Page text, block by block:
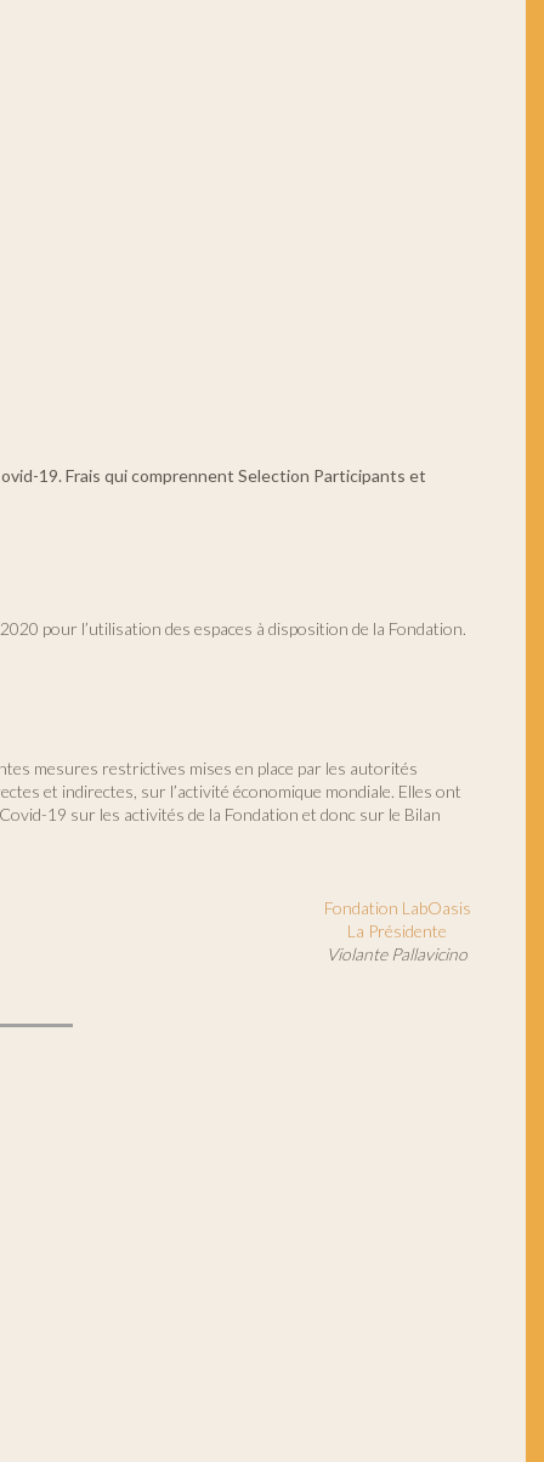
19.Frais qui comprennent Selection Participants et
pour l’utilisation des espaces à disposition de la Fondation.
mesures restrictives mises en place par les autorités
et indirectes, sur l’activité économique mondiale. Elles ont
19 sur les activités de la Fondation et donc sur le Bilan
Fondation LabOasis
La Présidente
Violante Pallavicino